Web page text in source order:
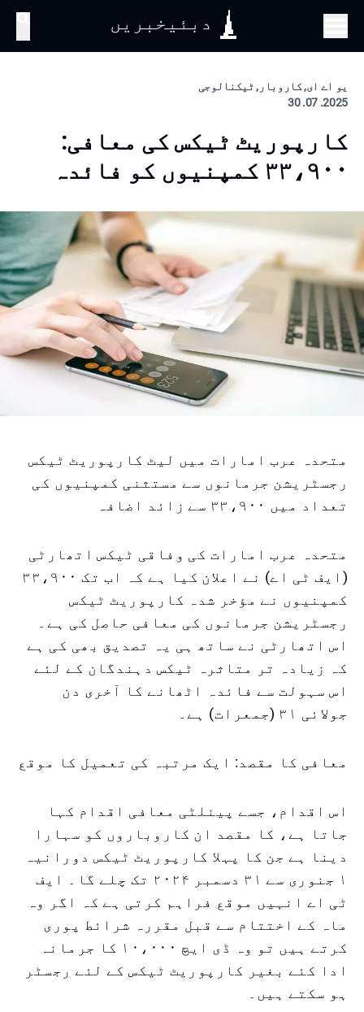
دبئیخبریں
یو اے ای, کاروبار, ٹیکنالوجی
2025. 07. 30
کارپوریٹ ٹیکس کی معافی:
۳۳،۹۰۰ کمپنیوں کو فائدہ
متحدہ عرب امارات میں لیٹ کارپوریٹ ٹیکس
رجسٹریشن جرمانوں سے مستثنی کمپنیوں کی
تعداد میں ۳۳،۹۰۰ سے زائد اضافہ
متحدہ عرب امارات کی وفاقی ٹیکس اتھارٹی
(ایف ٹی اے) نے اعلان کیا ہے کہ اب تک ۳۳،۹۰۰
کمپنیوں نے مؤخر شدہ کارپوریٹ ٹیکس
رجسٹریشن جرمانوں کی معافی حاصل کی ہے۔
اس اتھارٹی نے ساتھ ہی یہ تصدیق بھی کی ہے
کہ زیادہ تر متاثرہ ٹیکس دہندگان کے لئے
اس سہولت سے فائدہ اٹھانے کا آخری دن
جولائی ۳۱ (جمعرات) ہے۔
معافی کا مقصد: ایک مرتبہ کی تعمیل کا موقع
اس اقدام، جسے پینلٹی معافی اقدام کہا
جاتا ہے، کا مقصد ان کاروباروں کو سہارا
دینا ہے جن کا پہلا کارپوریٹ ٹیکس دورانیہ
۱ جنوری سے ۳۱ دسمبر ۲۰۲۴ تک چلے گا۔ ایف
ٹی اے انہیں موقع فراہم کرتی ہے کہ اگر وہ
ماہ کے اختتام سے قبل مقررہ شرائط پوری
کرتے ہیں تو وہ ڈی ایچ ۱۰،۰۰۰ کا جرمانہ
ادا کئے بغیر کارپوریٹ ٹیکس کے لئے رجسٹر
ہو سکتے ہیں۔